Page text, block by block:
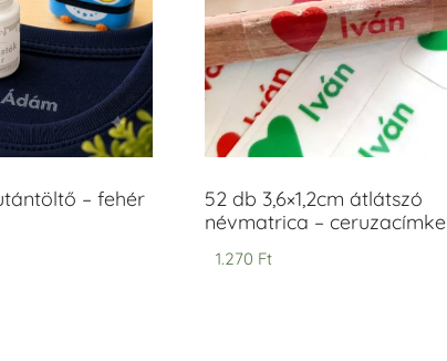
– fehér
52 db 3,6×1,2cm átlátszó
névmatrica – ceruzacímke
1.270 Ft